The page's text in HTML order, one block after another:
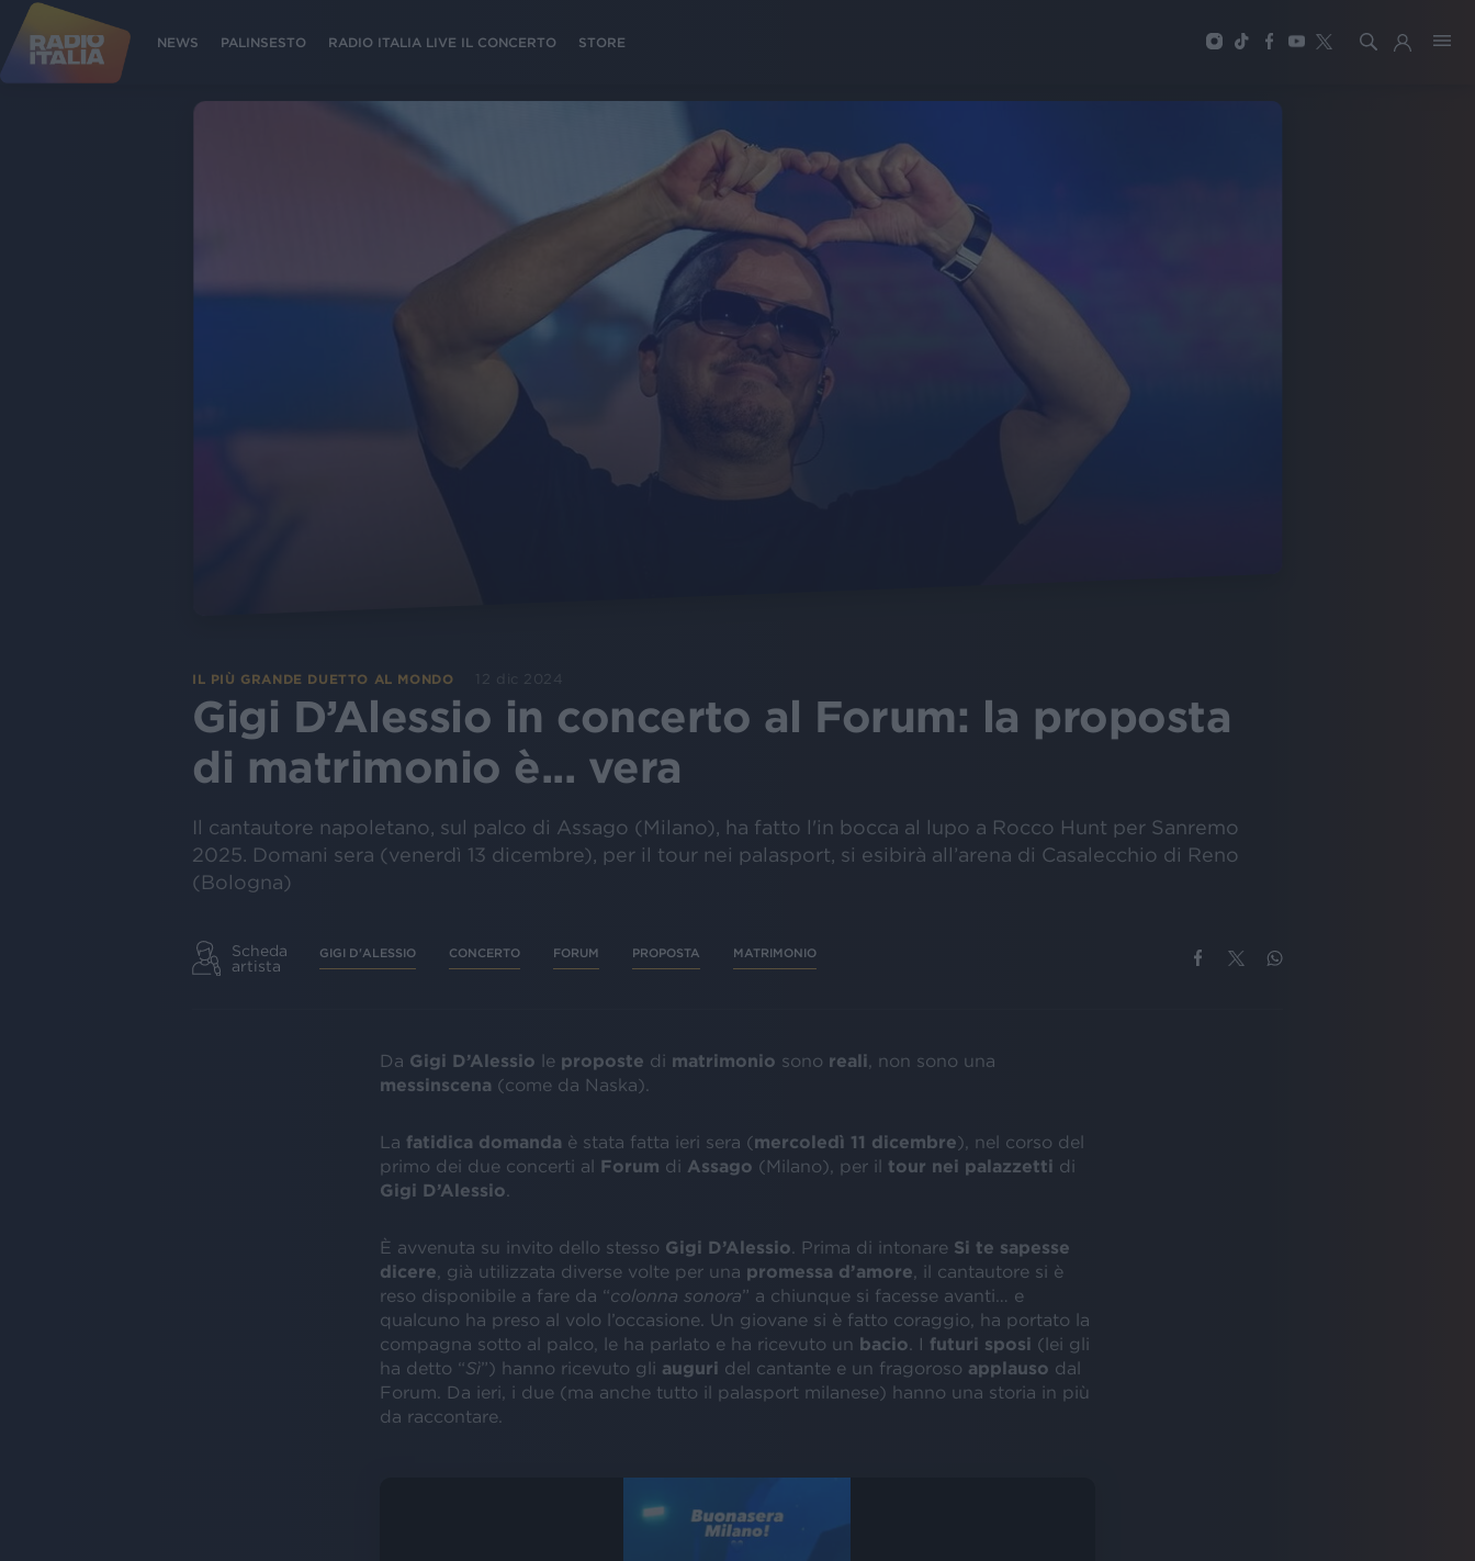
NEWS PALINSESTO RADIO ITALIA LIVE IL CONCERTO STORE
IL PIÙ GRANDE DUETTO AL MONDO 12 dic 2024
Gigi D’Alessio in concerto al Forum: la proposta
di matrimonio è... vera
Il cantautore napoletano, sul palco di Assago (Milano), ha fatto l'in bocca al lupo a Rocco Hunt per Sanremo
2025. Domani sera (venerdì 13 dicembre), per il tour nei palasport, si esibirà all’arena di Casalecchio di Reno
(Bologna)
Scheda
artista
GIGI D'ALESSIO CONCERTO FORUM PROPOSTA MATRIMONIO
Da Gigi D’Alessio le proposte di matrimonio sono reali , non sono una
messinscena (come da Naska).
La fatidica domanda è stata fatta ieri sera (mercoledì 11 dicembre), nel corso del
primo dei due concerti al Forum di Assago (Milano), per il tour nei palazzetti di
Gigi D’Alessio
È avvenuta su invito dello stesso Gigi D’Alessio . Prima di intonare Si te sapesse
dicere , già utilizzata diverse volte per una promessa d’amore , il cantautore si è
reso disponibile a fare da “colonna sonora” a chiunque si facesse avanti… e
qualcuno ha preso al volo l’occasione. Un giovane si è fatto coraggio, ha portato la
compagna sotto al palco, le ha parlato e ha ricevuto un bacio . I futuri sposi (lei gli
ha detto “Sì”) hanno ricevuto gli auguri del cantante e un fragoroso applauso dal
Forum. Da ieri, i due (ma anche tutto il palasport milanese) hanno una storia in più
da raccontare.